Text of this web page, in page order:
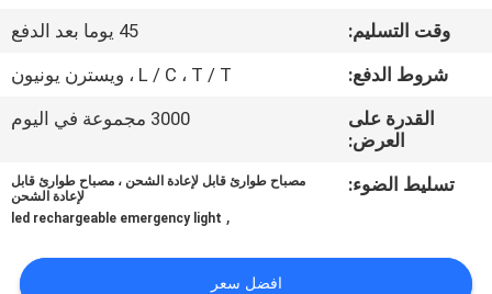
الجودة
اتصل
اقتباس
وقت التسليم:
45 يوما بعد الدفع
شروط الدفع:
L / C ، T / T ، ويسترن يونيون
القدرة على
العرض:
3000 مجموعة في اليوم
تسليط الضوء:
مصباح طوارئ قابل لإعادة الشحن ، مصباح طوارئ قابل
لإعادة الشحن
,
led rechargeable emergency light
افضل سعر